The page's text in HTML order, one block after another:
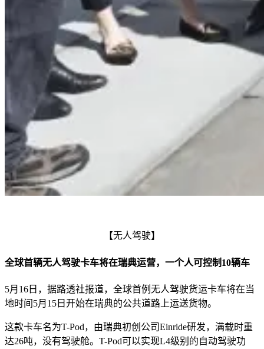
【无人驾驶】
全球首辆无人驾驶卡车将在瑞典运营，一个人可控制10辆车
5月16日，据路透社报道，全球首例无人驾驶货运卡车将在当
地时间5月15日开始在瑞典的公共道路上运送货物。
这款卡车名为T-Pod，由瑞典初创公司Einride研发，满载时重
达26吨，没有驾驶舱。T-Pod可以实现L4级别的自动驾驶功